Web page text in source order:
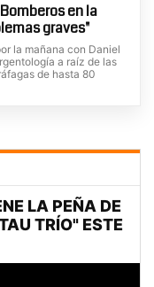
en la
graves"
la mañana con Daniel
a raíz de las
de hasta 80